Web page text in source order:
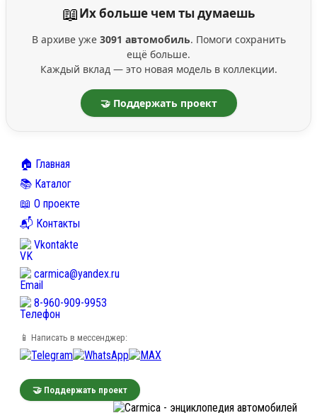
📖Их больше чем ты думаешь
В архиве уже 3091 автомобиль. Помоги сохранить
ещё больше.
Каждый вклад — это новая модель в коллекции.
🤝 Поддержать проект
🏠 Главная
📚 Каталог
📖 О проекте
📬 Контакты
Vkontakte
carmica@yandex.ru
8-960-909-9953
📱 Написать в мессенджер:
🤝 Поддержать проект